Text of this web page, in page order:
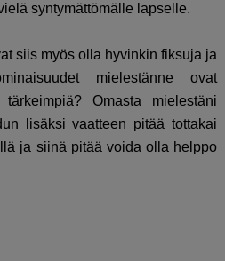
syntymättömälle lapselle.
siis myös olla hyvinkin fiksuja ja
mielestänne ovat
tärkeimpiä? Omasta mielestäni
lisäksi vaatteen pitää tottakai
ja siinä pitää voida olla helppo